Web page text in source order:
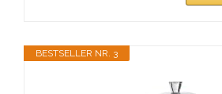
BESTSELLER NR. 3